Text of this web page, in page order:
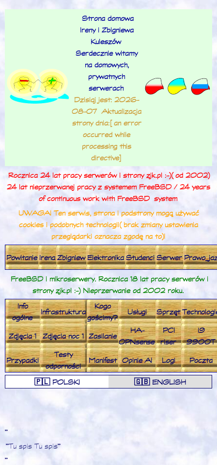
Strona domowa
Ireny i Zbigniewa
Kuleszów
Serdecznie witamy
na domowych,
prywatnych
serwerach
Dzisiaj jest: 2026-
08-07 Aktualizacja
strony dnia: [an error
occurred while
processing this
directive]
Rocznica 24 lat pracy serwerów i strony zjk.pl :-) (od 2002)
24 lat nieprzerwanej pracy z systemem FreeBSD / 24 years
of continuous work with FreeBSD system
UWAGA! Ten serwis, strona i podstrony mogą używać
cookies i podobnych technologii (brak zmiany ustawienia
przeglądarki oznacza zgodę na to)!
Powitanie Irena Zbigniew Elektronika Studenci Serwer
FreeBSD i mikroserwery. Rocznica 18 lat pracy serwerów i
strony zjk.pl :-) Nieprzerwanie od 2002 roku.
Info
ogólne
Infrastruktura
Kogo
gościmy?
Usługi Sprzęt
Zdjęcia 1 Zdjęcia noc 1 Zasilanie
HA-
OPNsense
PCI
riser
i9
9900T
Przypadki
Testy
odporności
Manifest Opinie AI Logi Poczta
🇵🇱 POLSKI 🇬🇧 ENGLISH
**
**Tu spis Tu spis**
**